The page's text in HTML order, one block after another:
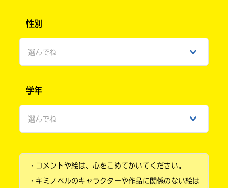
性別
選んでね
ひみつ
学年
選んでね
小学2年
・コメントや絵は、心をこめてかいてください。
・キミノベルのキャラクターや作品に関係のない絵は